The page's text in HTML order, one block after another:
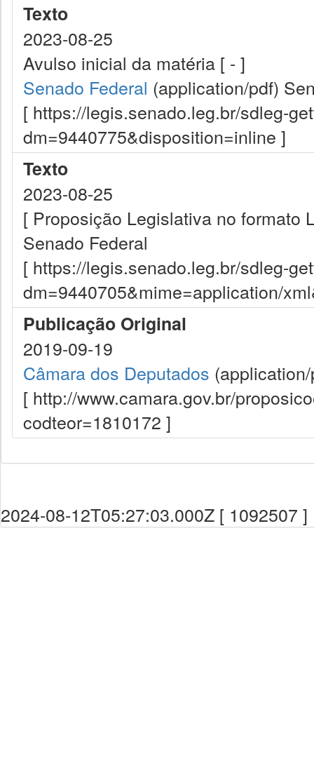
Texto
2023-08-25
Avulso inicial da matéria [ - ]
Senado Federal (application/pdf)
[ https://legis.senado.leg.br/sdleg-
dm=9440775&disposition=inline ]
Texto
2023-08-25
[ Proposição Legislativa no formato
Senado Federal
[ https://legis.senado.leg.br/sdleg-
dm=9440705&mime=application/
Publicação Original
2019-09-19
Câmara dos Deputados
[ http://www.camara.gov.br/
codteor=1810172 ]
2024-08-12T05:27:03.000Z [ 1092507 ]